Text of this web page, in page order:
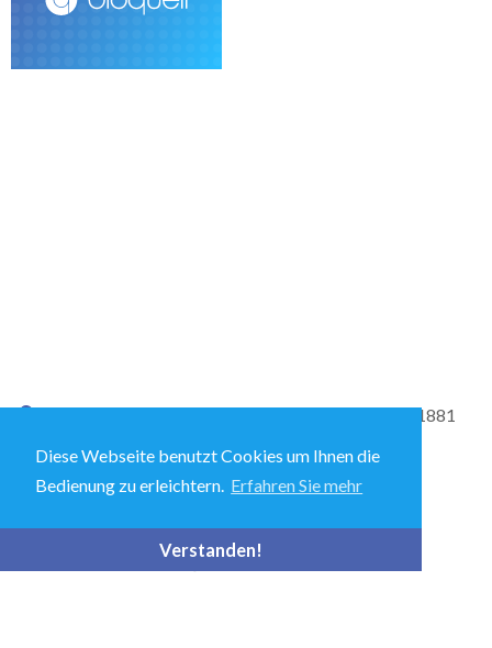
Diese Webseite benutzt Cookies um Ihnen die
Bedienung zu erleichtern. Erfahren Sie mehr
Verstanden!
Vertrieb und Technischer Support: +49-2173-599-1881
LifeSciences.central@ecolab.com